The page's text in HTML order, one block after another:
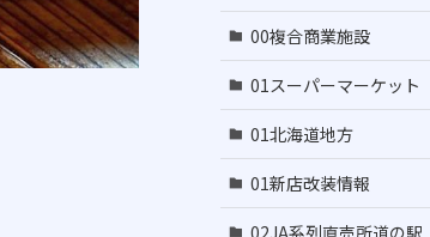
00複合商業施設
01スーパーマーケット
01北海道地方
01新店改装情報
02JA系列直売所道の駅